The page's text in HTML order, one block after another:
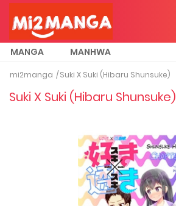
MANGA MANHWA
mi2manga Suki X Suki (Hibaru Shunsuke)
Suki X Suki (Hibaru Shunsuke)